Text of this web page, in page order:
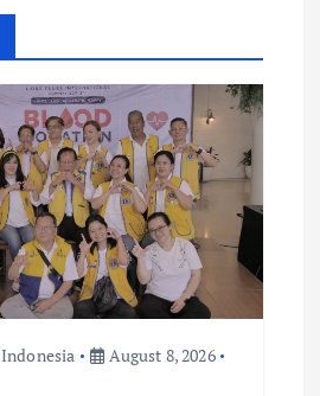
Indonesia
August 8, 2026